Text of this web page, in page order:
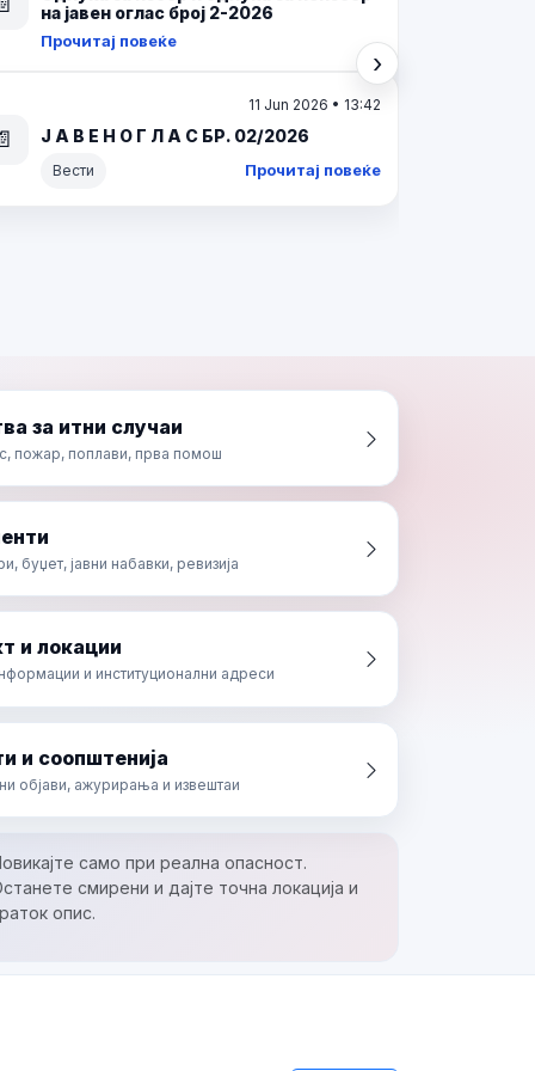
Вести
О Д Л У К А За избор на кандидат по
Интерен оглас број 02/2025 за
унапредување на административен
службеник во Центар за управување
›Следно
за итни случаи
пожар, поплави, прва помош
буџет, јавни набавки, ревизија
и локации
и институционални адреси
и соопштенија
објави, ажурирања и извештаи
само при реална опасност.
смирени и дајте точна локација и
опис.